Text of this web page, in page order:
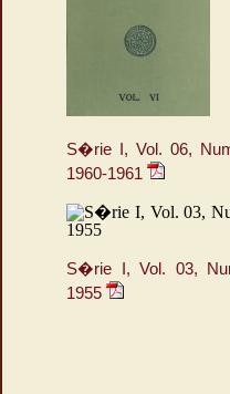
S�rie I, Vol. 06,
1960-1961
S�rie I, Vol. 03,
1955